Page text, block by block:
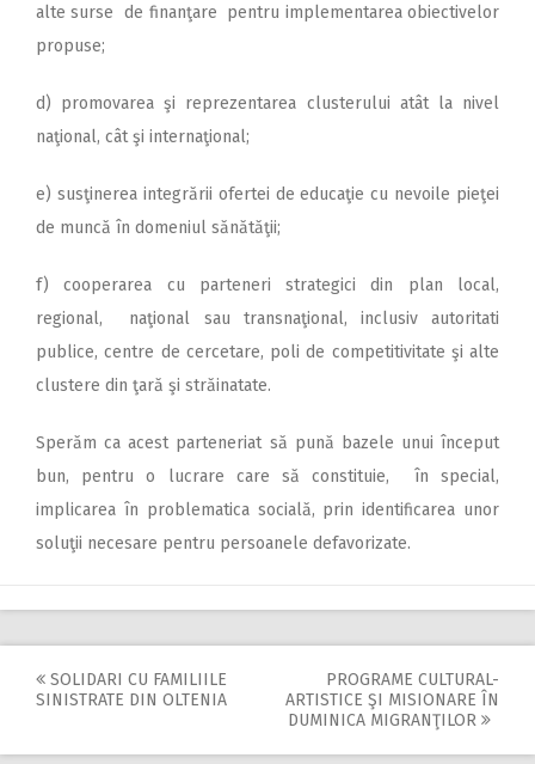
alte surse de finanţare pentru implementarea obiectivelor
propuse;
d) promovarea şi reprezentarea clusterului atât la nivel
naţional, cât şi internaţional;
e) susţinerea integrării ofertei de educaţie cu nevoile pieţei
de muncă în domeniul sănătăţii;
f) cooperarea cu parteneri strategici din plan local,
regional, naţional sau transnaţional, inclusiv autoritati
publice, centre de cercetare, poli de competitivitate şi alte
clustere din ţară şi străinatate.
Sperăm ca acest parteneriat să pună bazele unui început
bun, pentru o lucrare care să constituie, în special,
implicarea în problematica socială, prin identificarea unor
soluţii necesare pentru persoanele defavorizate.
Post
navigation
SOLIDARI CU FAMILIILE
SINISTRATE DIN OLTENIA
PROGRAME CULTURAL-
ARTISTICE ŞI MISIONARE ÎN
DUMINICA MIGRANŢILOR